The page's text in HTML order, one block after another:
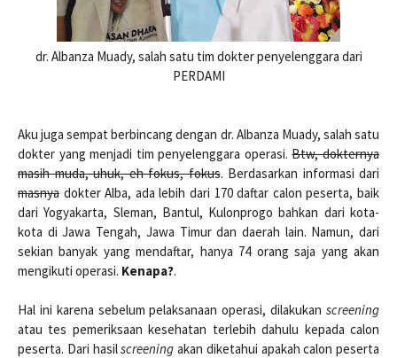
dr. Albanza Muady, salah satu tim dokter penyelenggara dari
PERDAMI
Aku juga sempat berbincang dengan dr. Albanza Muady, salah satu
dokter yang menjadi tim penyelenggara operasi.Btw, dokternya
masih muda, uhuk, eh fokus, fokus. Berdasarkan informasi dari
masnya dokter Alba, ada lebih dari 170 daftar calon peserta, baik
dari Yogyakarta, Sleman, Bantul, Kulonprogo bahkan dari kota-
kota di Jawa Tengah, Jawa Timur dan daerah lain. Namun, dari
sekian banyak yang mendaftar, hanya 74 orang saja yang akan
mengikuti operasi. Kenapa?.
Hal ini karena sebelum pelaksanaan operasi, dilakukan screening
atau tes pemeriksaan kesehatan terlebih dahulu kepada calon
peserta. Dari hasilscreening akan diketahui apakah calon peserta